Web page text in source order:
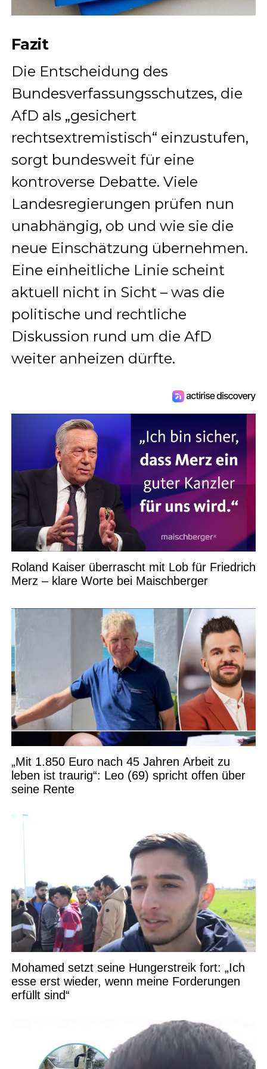
Fazit
Die Entscheidung des
Bundesverfassungsschutzes, die
AfD als „gesichert
rechtsextremistisch“ einzustufen,
sorgt bundesweit für eine
kontroverse Debatte. Viele
Landesregierungen prüfen nun
unabhängig, ob und wie sie die
neue Einschätzung übernehmen.
Eine einheitliche Linie scheint
aktuell nicht in Sicht – was die
politische und rechtliche
Diskussion rund um die AfD
weiter anheizen dürfte.
Roland Kaiser überrascht mit Lob für Friedrich
Merz – klare Worte bei Maischberger
„Mit 1.850 Euro nach 45 Jahren Arbeit zu
leben ist traurig“: Leo (69) spricht offen über
seine Rente
Mohamed setzt seine Hungerstreik fort: „Ich
esse erst wieder, wenn meine Forderungen
erfüllt sind“